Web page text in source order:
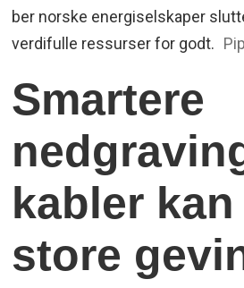
ber norske energiselskaper
verdifulle ressurser for godt.
Smartere
kabler
store